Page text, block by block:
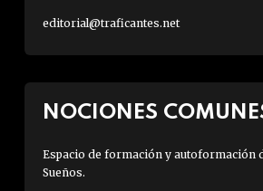
editorial@traficantes.net
NOCIONES
Espacio de formación y autoformación
Sueños.